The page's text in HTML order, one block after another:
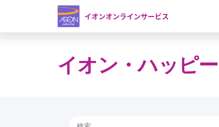
イオンオンラインサービス
イオン・ハッピ